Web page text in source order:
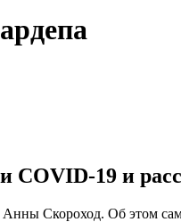
19 и
Скороход. Об этом